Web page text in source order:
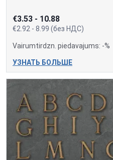
€3.53 - 10.88
€2.92 - 8.99 (без НДС)
Vairumtirdzn. piedavajums: -%
УЗНАТЬ БОЛЬШЕ